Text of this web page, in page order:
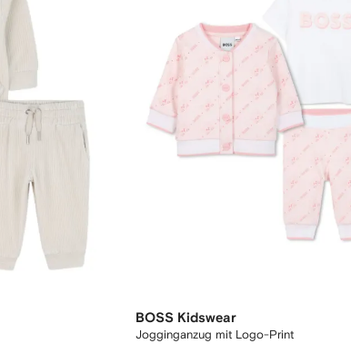
BOSS Kidswear
Jogginganzug mit Logo-Print